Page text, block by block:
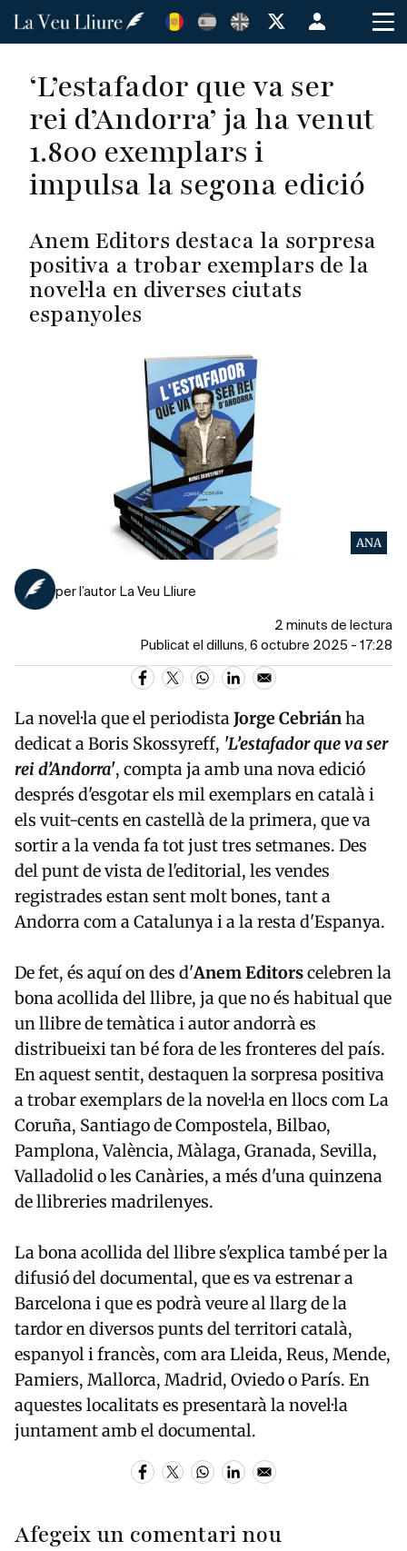
Vés
Menú
de
de
usuario
‘L’estafador que va ser
rei d’Andorra’ ja ha venut
1.800 exemplars i
impulsa la segona edició
Anem Editors destaca la sorpresa
positiva a trobar exemplars de la
novel·la en diverses ciutats
espanyoles
ANA
per l’autor La Veu Lliure
2 minuts de lectura
Publicat el dilluns, 6 octubre 2025 - 17:28
La novel·la que el periodistaJorge Cebriánha
dedicat a Boris Skossyreff, 'L’estafador que va ser
rei d’Andorra', compta ja amb una nova edició
després d'esgotar els mil exemplars en català i
els vuit-cents en castellà de la primera, que va
sortir a la venda fa tot just tres setmanes. Des
del punt de vista de l'editorial, les vendes
registrades estan sent molt bones, tant a
Andorra com a Catalunya i a la resta d'Espanya.
De fet, és aquí on des d'Anem Editorscelebren la
bona acollida del llibre, ja que no és habitual que
un llibre de temàtica i autor andorrà es
distribueixi tan bé fora de les fronteres del país.
En aquest sentit, destaquen la sorpresa positiva
a trobar exemplars de la novel·la en llocs com La
Coruña, Santiago de Compostela, Bilbao,
Pamplona, València, Màlaga, Granada, Sevilla,
Valladolid o les Canàries, a més d'una quinzena
de llibreries madrilenyes.
La bona acollida del llibre s'explica també per la
difusió del documental, que es va estrenar a
Barcelona i que es podrà veure al llarg de la
tardor en diversos punts del territori català,
espanyol i francès, com ara Lleida, Reus, Mende,
Pamiers, Mallorca, Madrid, Oviedo o París. En
aquestes localitats es presentarà la novel·la
juntament amb el documental.
Afegeix un comentari nou